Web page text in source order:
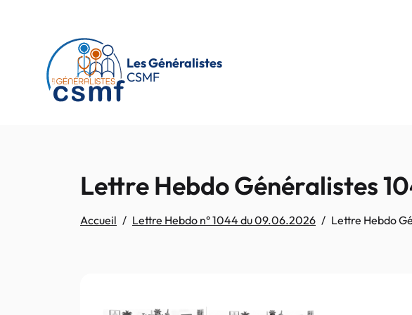
Les Généralistes
CSMF
Lettre Hebdo Généralistes
Accueil Lettre Hebdo n° 1044 du 09.06.2026 Lettre Hebdo